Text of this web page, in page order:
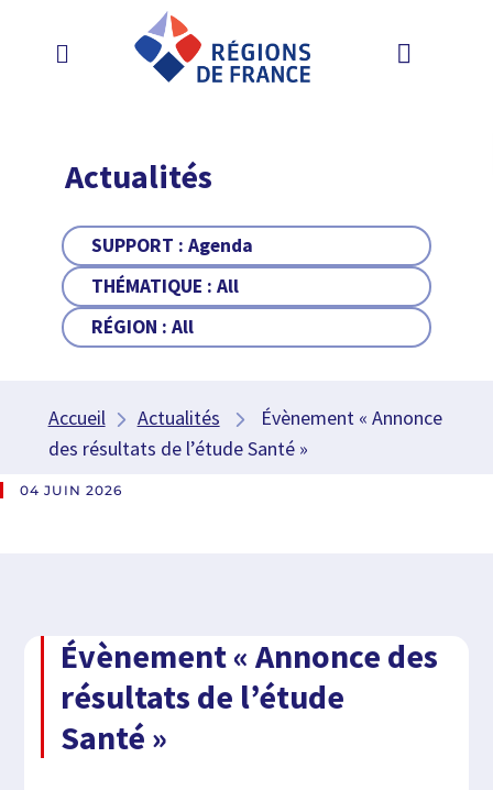
Actualités
SUPPORT :Agenda
THÉMATIQUE :All
RÉGION :All
Accueil Actualités
Évènement « Annonce
des résultats de l’étude Santé »
04 JUIN 2026
Évènement « Annonce des
résultats de l’étude
Santé »